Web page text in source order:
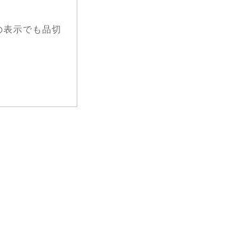
示でも品切